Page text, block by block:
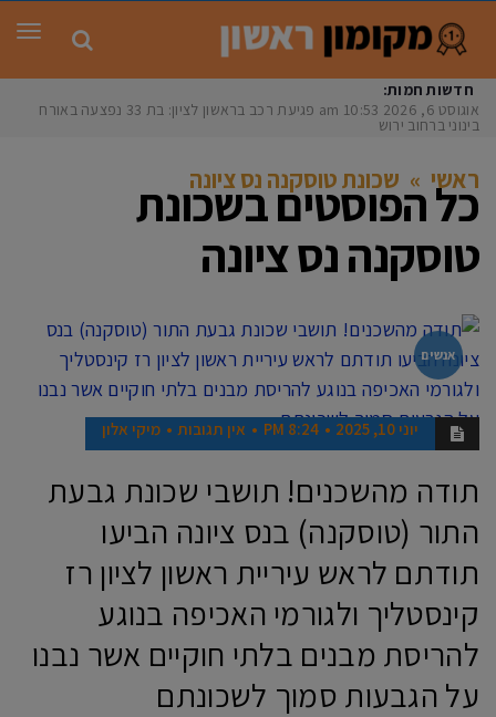
חדשות חמות:
אוגוסט 6, 2026
10:53 am פגיעת רכב בראשון לציון: בת 33 נפצעה באורח
בינוני ברחוב ירושלי
ראשי » שכונת טוסקנה נס ציונה
כל הפוסטים בשכונת
טוסקנה נס ציונה
אנשים
יוני 10, 2025 8:24 PM אין תגובות מיקי אלון
תודה מהשכנים! תושבי שכונת גבעת
התור (טוסקנה) בנס ציונה הביעו
תודתם לראש עיריית ראשון לציון רז
קינסטליך ולגורמי האכיפה בנוגע
להריסת מבנים בלתי חוקיים אשר נבנו
על הגבעות סמוך לשכונתם